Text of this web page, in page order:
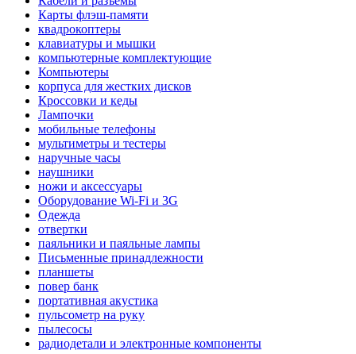
Карты флэш-памяти
квадрокоптеры
клавиатуры и мышки
компьютерные комплектующие
Компьютеры
корпуса для жестких дисков
Кроссовки и кеды
Лампочки
мобильные телефоны
мультиметры и тестеры
наручные часы
наушники
ножи и аксессуары
Оборудование Wi-Fi и 3G
Одежда
отвертки
паяльники и паяльные лампы
Письменные принадлежности
планшеты
повер банк
портативная акустика
пульсометр на руку
пылесосы
радиодетали и электронные компоненты